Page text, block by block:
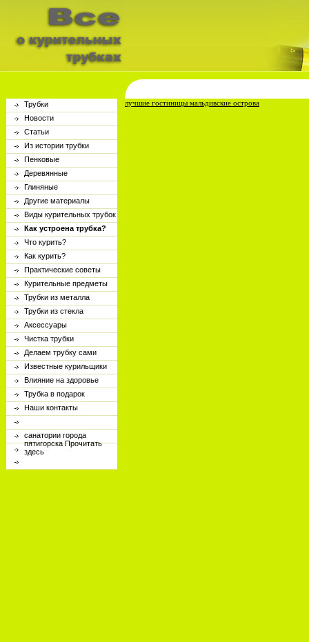
Трубки
Новости
Статьи
Из истории трубки
Пенковые
Деревянные
Глиняные
Другие материалы
Виды курительных трубок
Как устроена трубка?
Что курить?
Как курить?
Практические советы
Курительные предметы
Трубки из металла
Трубки из стекла
Аксессуары
Чистка трубки
Делаем трубку сами
Известные курильщики
Влияние на здоровье
Трубка в подарок
Наши контакты
санатории города
пятигорска Прочитать
здесь
лучшие гостиницы мальдивские острова